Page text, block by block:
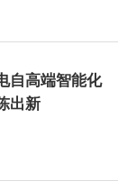
车成本自主
价，零跑汽
花的更少、
户提供物超
低价格，而
诚心赢得信
自高端智能化
出新